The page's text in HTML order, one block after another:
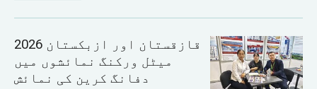
2026 قازقستان اور ازبکستان
میٹل ورکنگ نمائشوں میں
دفانگ کرین کی نمائش